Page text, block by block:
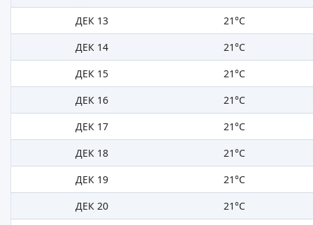
ДЕК 13
21°C
ДЕК 14
21°C
ДЕК 15
21°C
ДЕК 16
21°C
ДЕК 17
21°C
ДЕК 18
21°C
ДЕК 19
21°C
ДЕК 20
21°C